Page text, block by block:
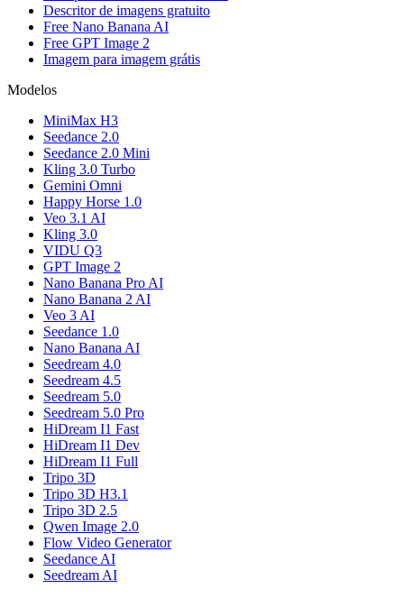
Descritor de imagens gratuito
Free Nano Banana AI
Free GPT Image 2
Imagem para imagem grátis
Modelos
MiniMax H3
Seedance 2.0
Seedance 2.0 Mini
Kling 3.0 Turbo
Gemini Omni
Happy Horse 1.0
Veo 3.1 AI
Kling 3.0
VIDU Q3
GPT Image 2
Nano Banana Pro AI
Nano Banana 2 AI
Veo 3 AI
Seedance 1.0
Nano Banana AI
Seedream 4.0
Seedream 4.5
Seedream 5.0
Seedream 5.0 Pro
HiDream I1 Fast
HiDream I1 Dev
HiDream I1 Full
Tripo 3D
Tripo 3D H3.1
Tripo 3D 2.5
Qwen Image 2.0
Flow Video Generator
Seedance AI
Seedream AI